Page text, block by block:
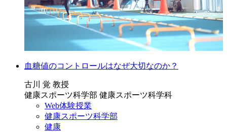
血糖値のコントロールはなぜ大切なのか？
古川 覚 教授
健康スポーツ科学部 健康スポーツ科学科
Web体験授業
健康スポーツ科学部
健康